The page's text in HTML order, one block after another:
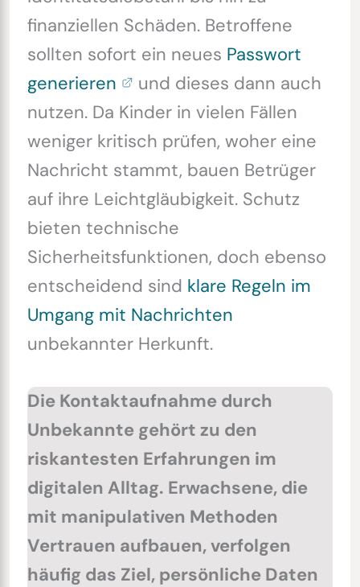
finanziellen Schäden. Betroffene
sollten sofort ein neues Passwort
generieren
und dieses dann auch
nutzen. Da Kinder in vielen Fällen
weniger kritisch prüfen, woher eine
Nachricht stammt, bauen Betrüger
auf ihre Leichtgläubigkeit. Schutz
bieten technische
Sicherheitsfunktionen, doch ebenso
entscheidend sind klare Regeln im
Umgang mit Nachrichten
unbekannter Herkunft.
Die Kontaktaufnahme durch
Unbekannte gehört zu den
riskantesten Erfahrungen im
digitalen Alltag. Erwachsene, die
mit manipulativen Methoden
Vertrauen aufbauen, verfolgen
häufig das Ziel, persönliche Daten